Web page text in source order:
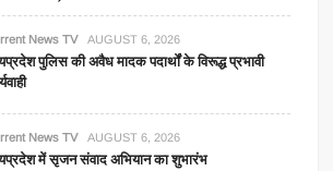
News TV AUGUST 6, 2026
पुलिस की अवैध मादक पदार्थों के विरूद्ध प्रभावी
News TV AUGUST 6, 2026
में सृजन संवाद अभियान का शुभारंभ